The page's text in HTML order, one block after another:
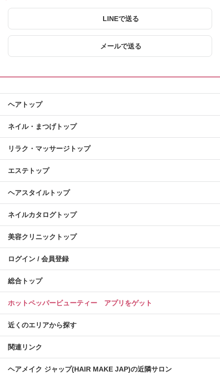
LINEで送る
メールで送る
ヘアトップ
ネイル・まつげトップ
リラク・マッサージトップ
エステトップ
ヘアスタイルトップ
ネイルカタログトップ
美容クリニックトップ
ログイン / 会員登録
総合トップ
ホットペッパービューティー アプリをゲット
近くのエリアから探す
関連リンク
ヘアメイク ジャップ(HAIR MAKE JAP)の近隣サロン